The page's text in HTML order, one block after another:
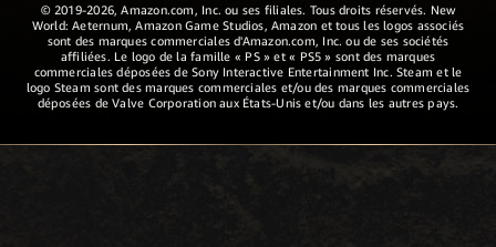
© 2019-2026, Amazon.com, Inc. ou ses filiales. Tous droits réservés. New
World: Aeternum, Amazon Game Studios, Amazon et tous les logos associés
sont des marques commerciales d'Amazon.com, Inc. ou de ses sociétés
affiliées. Le logo de la famille « PS » et « PS5 » sont des marques
commerciales déposées de Sony Interactive Entertainment Inc. Steam et le
logo Steam sont des marques commerciales et/ou des marques commerciales
déposées de Valve Corporation aux États-Unis et/ou dans les autres pays.